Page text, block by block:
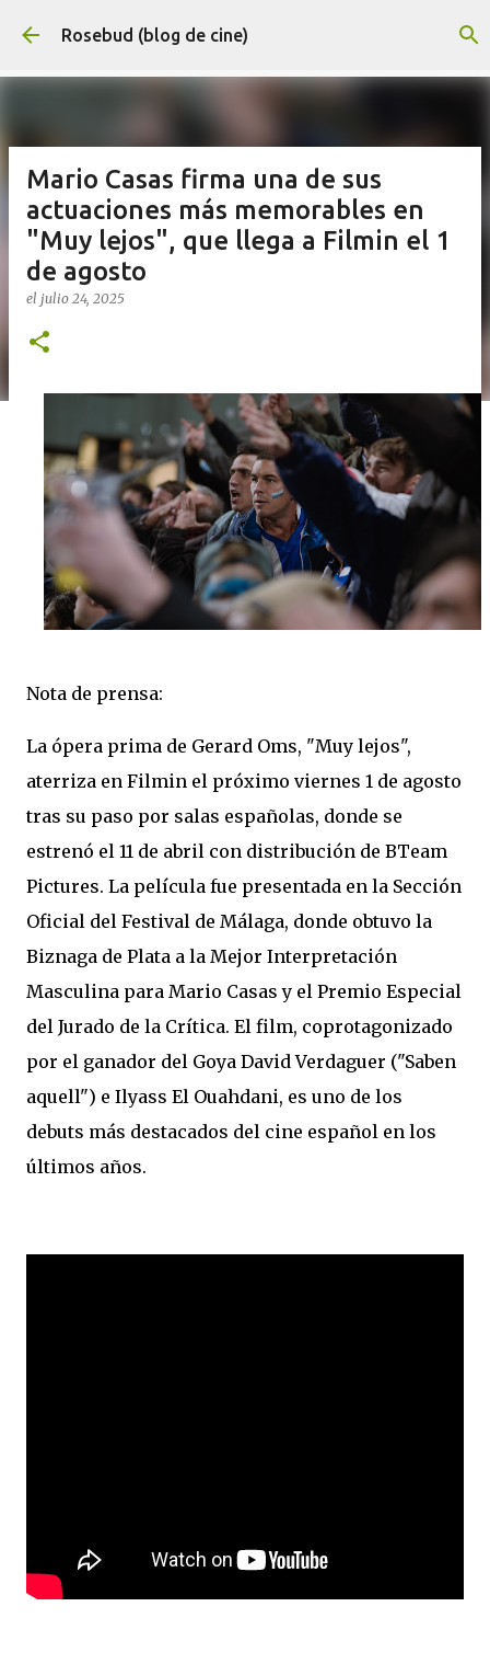
Ir al contenido principal
Rosebud (blog de cine)
Mario Casas firma una de sus
actuaciones más memorables en
"Muy lejos", que llega a Filmin el 1
de agosto
el julio 24, 2025
Nota de prensa:
La ópera prima de Gerard Oms, "Muy lejos",
aterriza en Filmin el próximo viernes 1 de agosto
tras su paso por salas españolas, donde se
estrenó el 11 de abril con distribución de BTeam
Pictures. La película fue presentada en la Sección
Oficial del Festival de Málaga, donde obtuvo la
Biznaga de Plata a la Mejor Interpretación
Masculina para Mario Casas y el Premio Especial
del Jurado de la Crítica. El film, coprotagonizado
por el ganador del Goya David Verdaguer ("Saben
aquell") e Ilyass El Ouahdani, es uno de los
debuts más destacados del cine español en los
últimos años.